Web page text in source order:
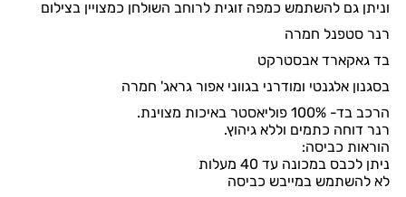
וניתן גם להשתמש כמפה זוגית לרוחב השולחן כמצויין בצילום
רנר סטפנל חמרה
בד גאקארד אבסטרקט
בסגנון אלגנטי ומודרני בגווני אפור גראג' חמרה
הרכב בד- 100% פוליאסטר באיכות מצוינת.
רנר דוחה כתמים וללא גיהוץ.
הוראות כביסה:
ניתן לכבס במכונה עד 40 מעלות
לא להשתמש במייבש כביסה